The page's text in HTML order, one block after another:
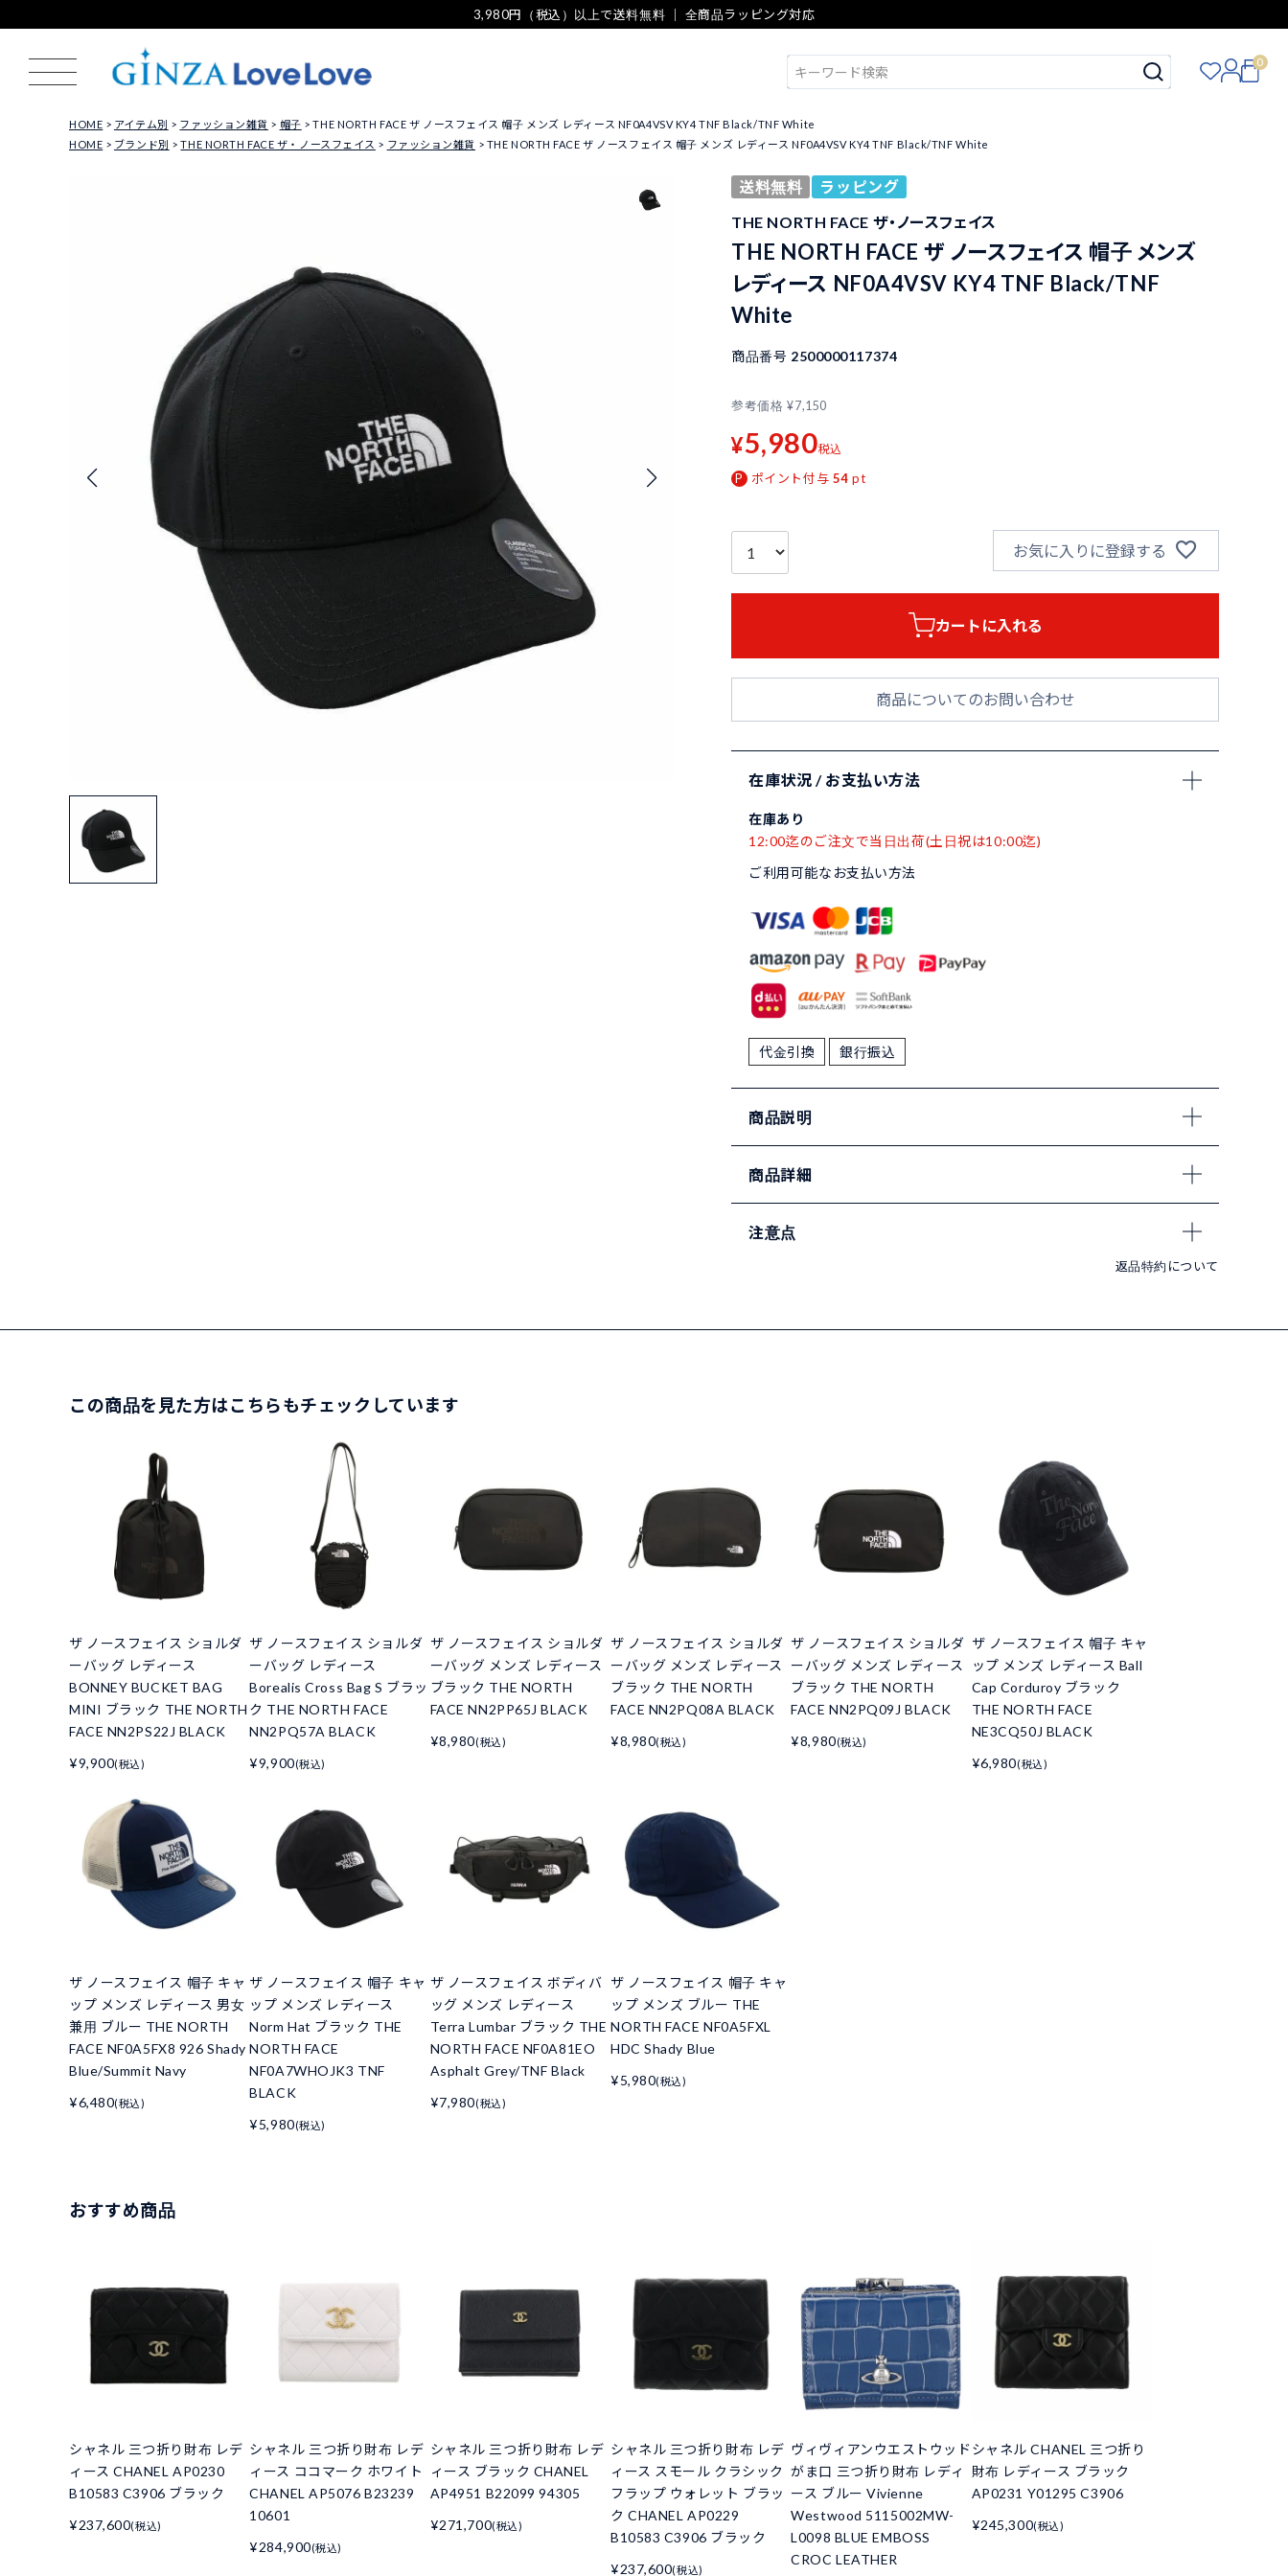
3,980円（税込）以上で送料無料 ｜ 全商品ラッピング対応
0
HOME アイテム別 ファッション雑貨 帽子
THE NORTH FACE ザ ノースフェイス 帽子 メンズ レディース NF0A4VSV KY4 TNF Black/TNF White
HOME
ブランド別 THE NORTH FACE ザ・ノースフェイス ファッション雑貨 THE NORTH FACE ザ ノースフェイス 帽子 メンズ レディース NF0A4VSV KY4 TNF Black/TNF White
送料無料
ラッピング
THE NORTH FACE ザ・ノースフェイス
THE NORTH FACE ザ ノースフェイス 帽子 メンズ
レディース NF0A4VSV KY4 TNF Black/TNF
White
商品番号 2500000117374
参考価格 ¥7,150
¥5,980税込
ポイント付与 54 pt
お気に入りに登録する
カートに入れる
商品についてのお問い合わせ
在庫状況 / お支払い方法
在庫あり
12:00迄のご注文で当日出荷(土日祝は10:00迄)
ご利用可能なお支払い方法
代金引換 銀行振込
商品説明
商品詳細
注意点
返品特約について
この商品を見た方はこちらもチェックしています
ザ ノースフェイス ショルダ
ーバッグ レディース
BONNEY BUCKET BAG
MINI ブラック THE NORTH
FACE NN2PS22J BLACK
¥9,900(税込)
ザ ノースフェイス ショルダ
ーバッグ レディース
Borealis Cross Bag S ブラッ
ク THE NORTH FACE
NN2PQ57A BLACK
¥9,900(税込)
ザ ノースフェイス ショルダ
ーバッグ メンズ レディース
ブラック THE NORTH
FACE NN2PP65J BLACK
¥8,980(税込)
ザ ノースフェイス ショルダ
ーバッグ メンズ レディース
ブラック THE NORTH
FACE NN2PQ08A BLACK
¥8,980(税込)
ザ ノースフェイス ショルダ
ーバッグ メンズ レディース
ブラック THE NORTH
FACE NN2PQ09J BLACK
¥8,980(税込)
ザ ノースフェイス 帽子 キャ
ップ メンズ レディース Ball
Cap Corduroy ブラック
THE NORTH FACE
NE3CQ50J BLACK
¥6,980(税込)
ザ ノースフェイス 帽子 キャ
ップ メンズ レディース 男女
兼用 ブルー THE NORTH
FACE NF0A5FX8 926 Shady
Blue/Summit Navy
¥6,480(税込)
ザ ノースフェイス 帽子 キャ
ップ メンズ レディース
Norm Hat ブラック THE
NORTH FACE
NF0A7WHOJK3 TNF
BLACK
¥5,980(税込)
ザ ノースフェイス ボディバ
ッグ メンズ レディース
Terra Lumbar ブラック THE
NORTH FACE NF0A81EO
Asphalt Grey/TNF Black
¥7,980(税込)
ザ ノースフェイス 帽子 キャ
ップ メンズ ブルー THE
NORTH FACE NF0A5FXL
HDC Shady Blue
¥5,980(税込)
おすすめ商品
シャネル 三つ折り財布 レデ
ィース CHANEL AP0230
B10583 C3906 ブラック
¥237,600(税込)
シャネル 三つ折り財布 レデ
ィース ココマーク ホワイト
CHANEL AP5076 B23239
10601
¥284,900(税込)
シャネル 三つ折り財布 レデ
ィース ブラック CHANEL
AP4951 B22099 94305
¥271,700(税込)
シャネル 三つ折り財布 レデ
ィース スモール クラシック
フラップ ウォレット ブラッ
ク CHANEL AP0229
B10583 C3906 ブラック
¥237,600(税込)
ヴィヴィアンウエストウッド
がま口 三つ折り財布 レディ
ース ブルー Vivienne
Westwood 5115002MW-
L0098 BLUE EMBOSS
CROC LEATHER
シャネル CHANEL 三つ折り
財布 レディース ブラック
AP0231 Y01295 C3906
¥245,300(税込)